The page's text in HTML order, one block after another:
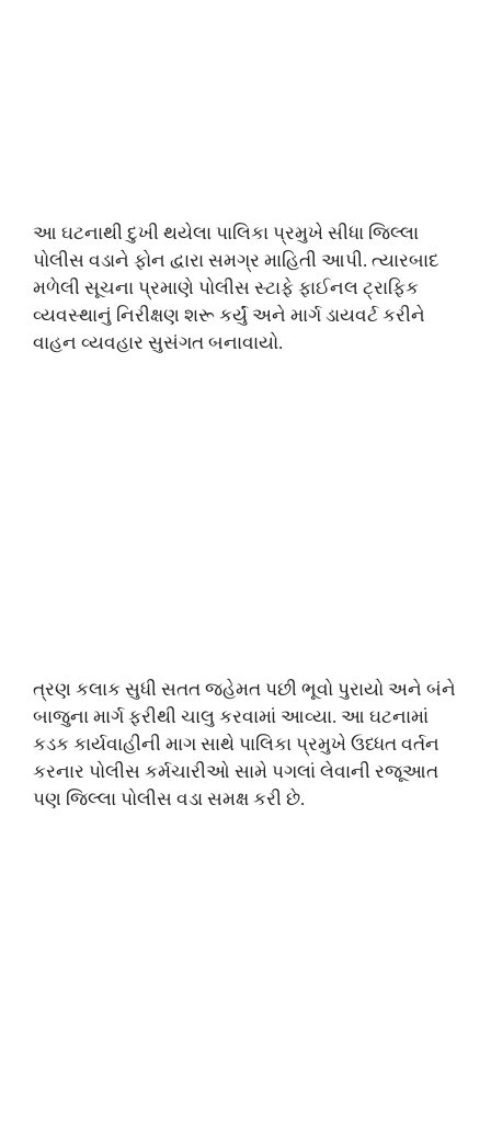
આ ઘટનાથી દુખી થયેલા પાલિકા પ્રમુખે સીધા જિલ્લા
પોલીસ વડાને ફોન દ્વારા સમગ્ર માહિતી આપી. ત્યારબાદ
મળેલી સૂચના પ્રમાણે પોલીસ સ્ટાફે ફાઈનલ ટ્રાફિક
વ્યવસ્થાનું નિરીક્ષણ શરૂ કર્યું અને માર્ગ ડાયવર્ટ કરીને
વાહન વ્યવહાર સુસંગત બનાવાયો.
ત્રણ કલાક સુધી સતત જહેમત પછી ભૂવો પુરાયો અને બંને
બાજુના માર્ગ ફરીથી ચાલુ કરવામાં આવ્યા. આ ઘટનામાં
કડક કાર્યવાહીની માગ સાથે પાલિકા પ્રમુખે ઉધ્ધત વર્તન
કરનાર પોલીસ કર્મચારીઓ સામે પગલાં લેવાની રજૂઆત
પણ જિલ્લા પોલીસ વડા સમક્ષ કરી છે.